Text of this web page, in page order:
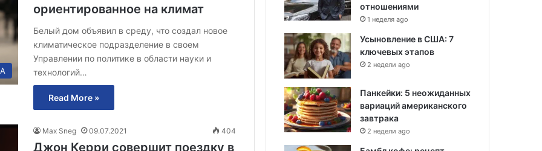
ориентированное на климат
Белый дом объявил в среду, что создал новое
климатическое подразделение в своем
Управлении по политике в области науки и
технологий…
Read More »
Max Sneg 09.07.2021 404
Джон Керри совершит поездку в
отношениями
1 неделя ago
Усыновление в США: 7
ключевых этапов
2 недели ago
Панкейки: 5 неожиданных
вариаций американского
завтрака
2 недели ago